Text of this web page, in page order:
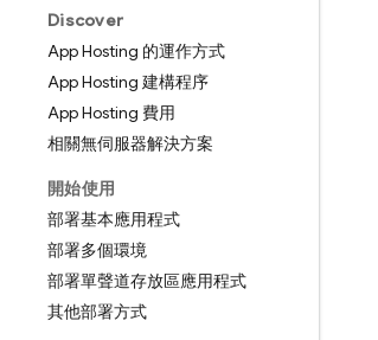
Discover
App Hosting 的運作方式
App Hosting 建構程序
App Hosting 費用
相關無伺服器解決方案
開始使用
部署基本應用程式
部署多個環境
部署單聲道存放區應用程式
其他部署方式